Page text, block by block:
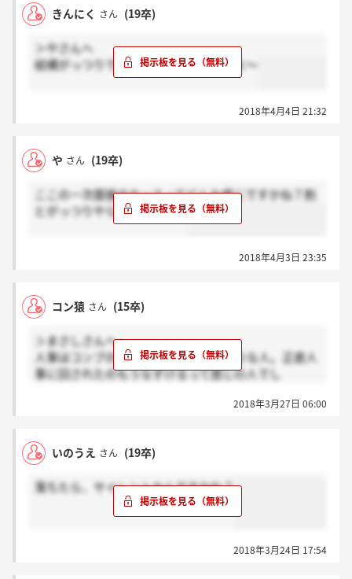
きんにく さん (19卒)
＞やさんへ
結構がっつりで、個人面接形式でしたよ～
2018年4月4日 21:32
や さん (19卒)
ここの一次面接のケースってどんな感じですかね？割
とがっつりやらされますか？
2018年4月3日 23:35
コン猿 さん (15卒)
＞まさしさんへ
人事はコンプの塊やのにちょっと偉そうな人。正直人
事に回されたのもうなずけるって感じの人でし
2018年3月27日 06:00
いのうえ さん (19卒)
落ちたら、サイレントなんですかね？
2018年3月24日 17:54